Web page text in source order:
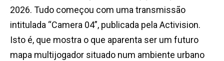
2026. Tudo começou com uma transmissão
intitulada “Camera 04”, publicada pela Activision.
Isto é, que mostra o que aparenta ser um futuro
mapa multijogador situado num ambiente urbano